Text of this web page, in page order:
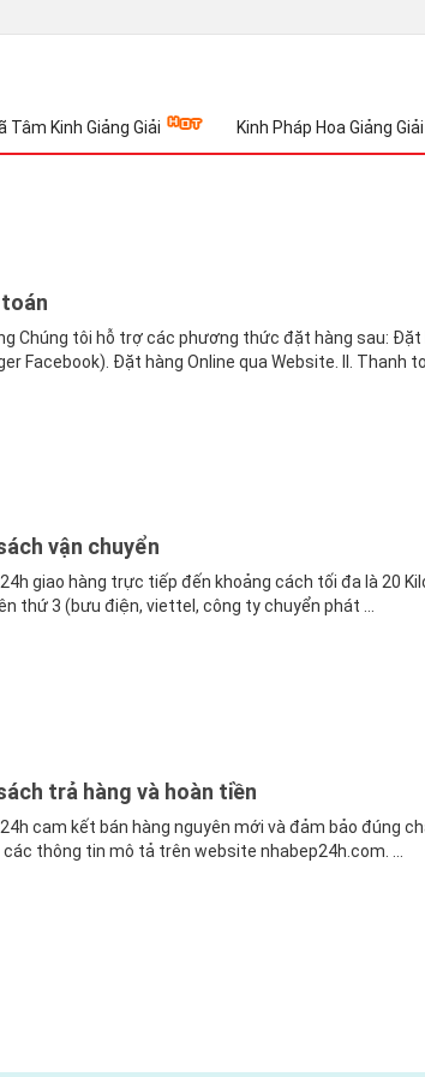
Tâm Kinh Giảng Giải Kinh Pháp Hoa Giảng Giải
Chúng tôi hỗ trợ các phương thức đặt hàng sau:
Facebook). Đặt hàng Online qua Website. II. Thanh
vận chuyển
24h giao hàng trực tiếp đến khoảng cách tối đa là 20
thứ 3 (bưu điện, viettel, công ty chuyển phát ...
trả hàng và hoàn tiền
24h cam kết bán hàng nguyên mới và đảm bảo đúng
thông tin mô tả trên website nhabep24h.com. ...